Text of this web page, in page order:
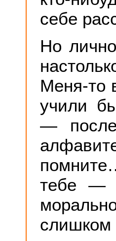
себе
Но
Меня-то
учили
—
тебе —
слишком